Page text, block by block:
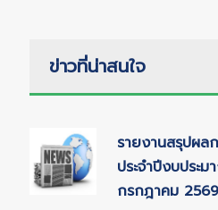
ข่าวที่น่าสนใจ
รายงานสรุปผล
ประจำปีงบประ
กรกฎาคม 2569